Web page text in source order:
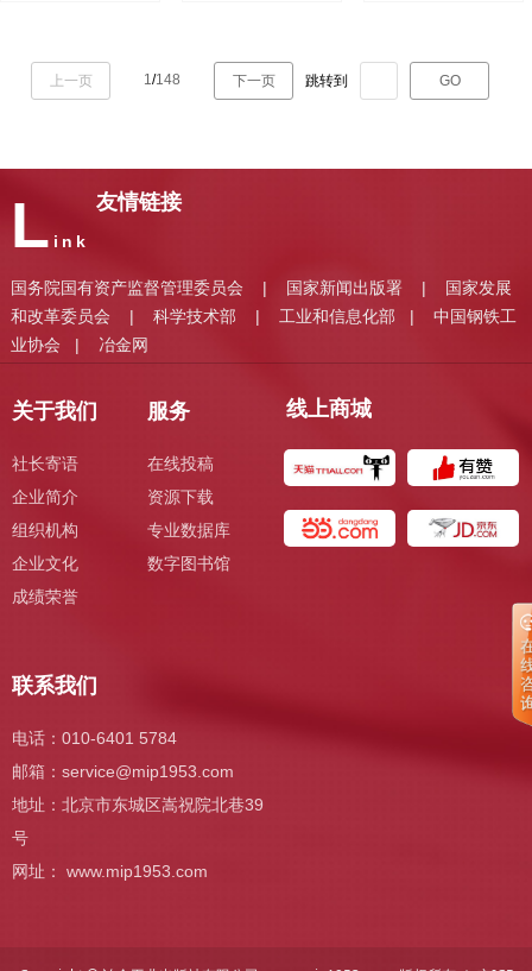
上一页 1/148 下一页 跳转到 GO
关于我们
社长寄语
企业简介
组织机构
企业文化
成绩荣誉
服务
在线投稿
资源下载
专业数据库
数字图书馆
线上商城
联系我们
电话：010-6401 5784
邮箱： service@mip1953.com
地址：北京市东城区嵩祝院北巷39
号
网址： www.mip1953.com
国务院国有资产监督管理委员会 | 国家新闻出版署 | 国家发展
和改革委员会 | 科学技术部 | 工业和信息化部 | 中国钢铁工
业协会 | 冶金网
L ink
友情链接